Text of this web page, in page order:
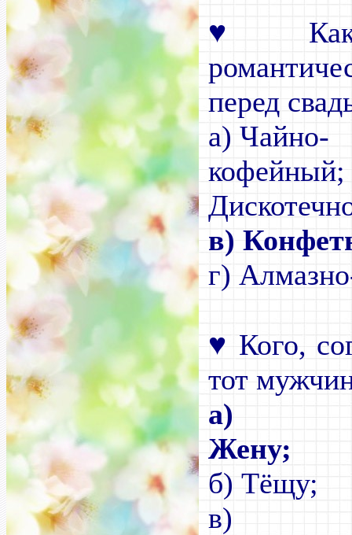
♥
Как
перед
а) Чайно-
в)
г)
♥ Кого,
тот
а)
Жену;
б) Тёщу;
в)